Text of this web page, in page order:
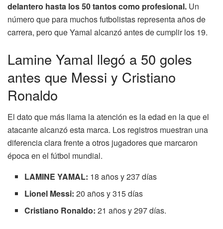
delantero hasta los 50 tantos como profesional. Un
número que para muchos futbolistas representa años de
carrera, pero que Yamal alcanzó antes de cumplir los 19.
Lamine Yamal llegó a 50 goles
antes que Messi y Cristiano
Ronaldo
El dato que más llama la atención es la edad en la que el
atacante alcanzó esta marca. Los registros muestran una
diferencia clara frente a otros jugadores que marcaron
época en el fútbol mundial.
LAMINE YAMAL: 18 años y 237 días
Lionel Messi: 20 años y 315 días
Cristiano Ronaldo: 21 años y 297 días.